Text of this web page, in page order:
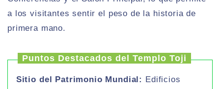
a los visitantes sentir el peso de la historia de
primera mano.
Puntos Destacados del Templo Toji
Sitio del Patrimonio Mundial:
Edificios